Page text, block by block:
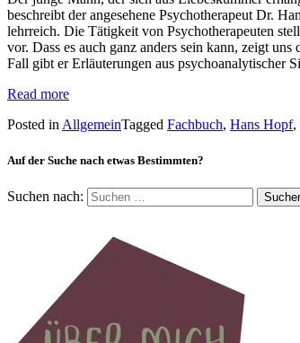
beschreibt der angesehene Psychotherapeut Dr.
lehrreich. Die Tätigkeit von Psychotherapeuten
vor. Dass es auch ganz anders sein kann, zeigt
Fall gibt er Erläuterungen aus psychoanalytischer
Read more
Posted inAllgemeinTagged Fachbuch, Hans Hopf,
Auf der Suche nach etwas Bestimmten?
Suchen nach: